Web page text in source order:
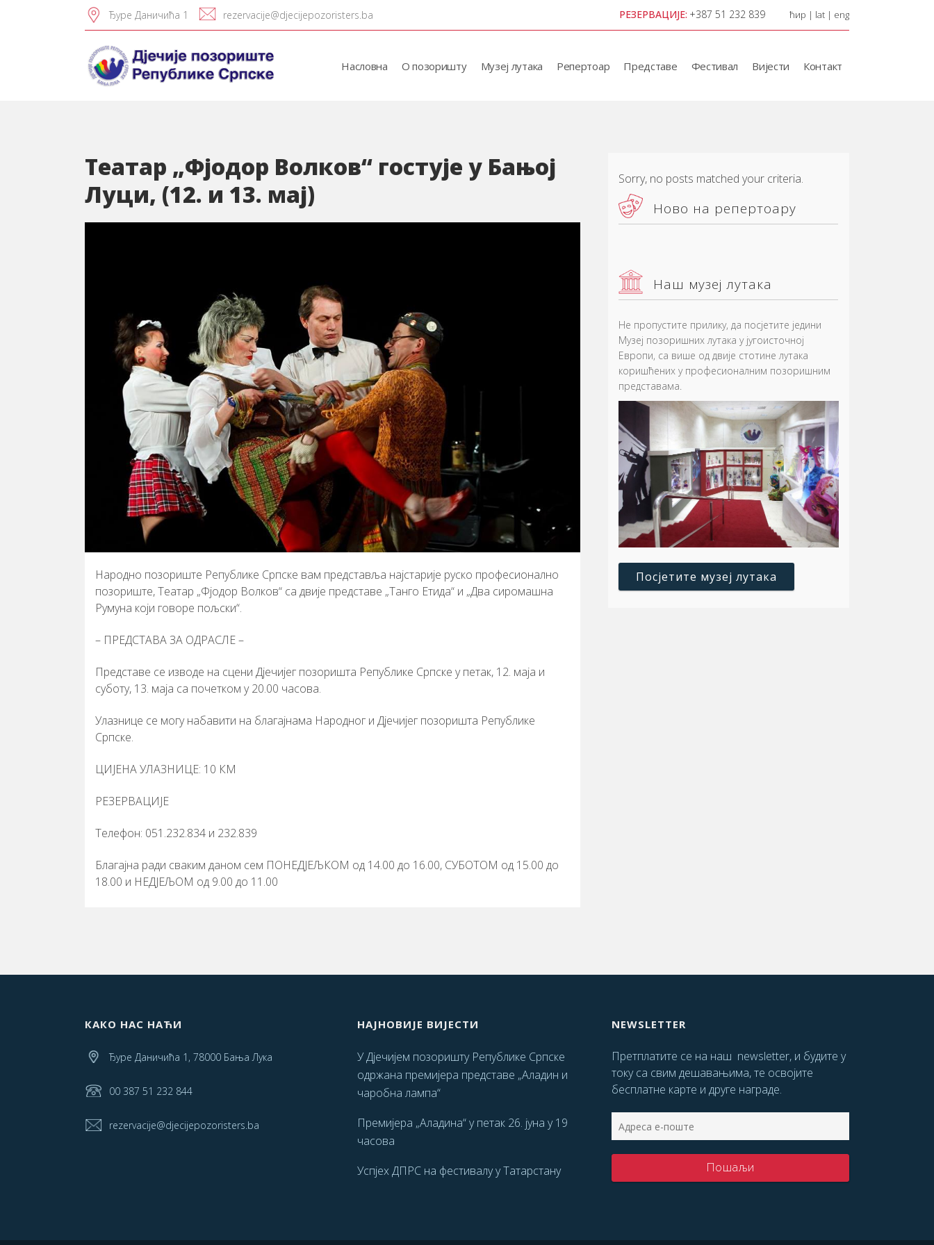
Ђуре Даничића 1 rezervacije@djecijepozoristers.ba РЕЗЕРВАЦИЈЕ: +387 51 232 839 ћир | lat | eng
Насловна О позоришту Музеј лутака Репертоар Представе Фестивал Вијести Контакт
Театар „Фјодор Волков“ гостује у Бањој
Луци, (12. и 13. мај)
Народно позориште Републике Српске вам представља најстарије руско професионално
позориште, Театар „Фјодор Волков“ са двије представе „Танго Етида“ и „Два сиромашна
Румуна који говоре пољски“.
– ПРЕДСТАВА ЗА ОДРАСЛЕ –
Представе се изводе на сцени Дјечијег позоришта Републике Српске у петак, 12. маја и
суботу, 13. маја са почетком у 20.00 часова.
Улазнице се могу набавити на благајнама Народног и Дјечијег позоришта Републике
Српске.
ЦИЈЕНА УЛАЗНИЦЕ: 10 КМ
РЕЗЕРВАЦИЈЕ
Телефон: 051.232.834 и 232.839
Благајна ради сваким даном сем ПОНЕДЈЕЉКОМ од 14.00 до 16.00, СУБОТОМ од 15.00 до
18.00 и НЕДЈЕЉОМ од 9.00 до 11.00
Sorry, no posts matched your criteria.
Ново на репертоару
Наш музеј лутака
Не пропустите прилику, да посјетите једини
Музеј позоришних лутака у југоисточној
Европи, са више од двије стотине лутака
коришћених у професионалним позоришним
представама.
Посјетите музеј лутака
КАКО НАС НАЋИ
Ђуре Даничића 1, 78000 Бања Лука
00 387 51 232 844
rezervacije@djecijepozoristers.ba
НАЈНОВИЈЕ ВИЈЕСТИ
У Дјечијем позоришту Републике Српске
одржана премијера представе „Аладин и
чаробна лампа“
Премијера „Аладина“ у петак 26. јуна у 19
часова
Успјех ДПРС на фестивалу у Татарстану
NEWSLETTER
Претплатите се на наш newsletter, и будите у
току са свим дешавањима, те освојите
бесплатне карте и друге награде.